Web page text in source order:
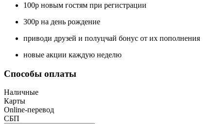
100р новым гостям при регистрации
300р на день рождение
приводи друзей и полуцчай бонус от их пополнения
новые акции каждую неделю
Способы оплаты
Наличные
Карты
Online-перевод
СБП